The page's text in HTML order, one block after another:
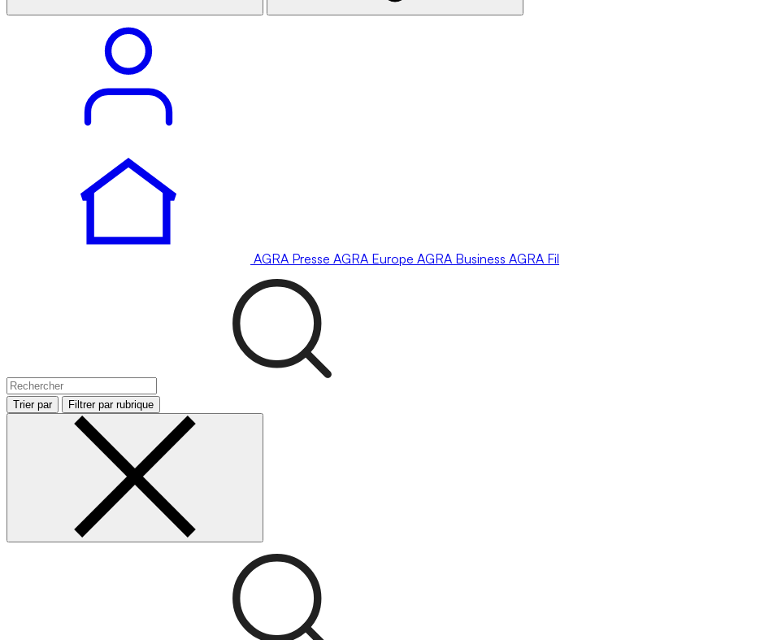
AGRA Presse AGRA Europe AGRA Business AGRA Fil
Trier par Filtrer par rubrique